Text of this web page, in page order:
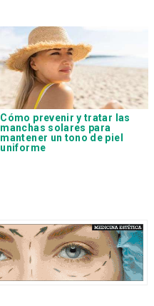
Cómo prevenir y tratar las
manchas solares para
mantener un tono de piel
uniforme